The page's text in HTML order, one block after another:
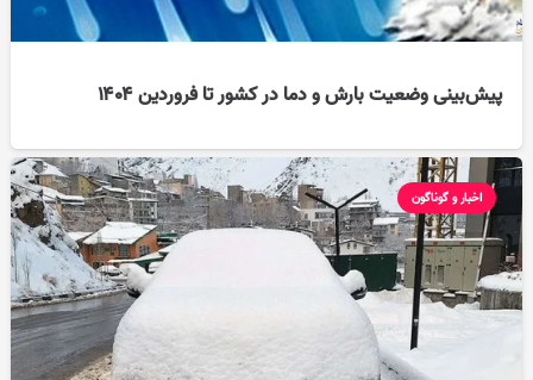
پیش‌بینی وضعیت بارش و دما در کشور تا فروردین ۱۴۰۴
اخبار و گوناگون